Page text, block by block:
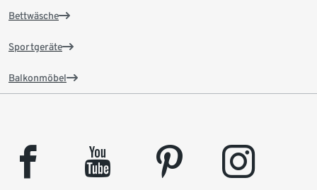
Bettwäsche
Sportgeräte
Balkonmöbel
facebook youtube pinterest instagram